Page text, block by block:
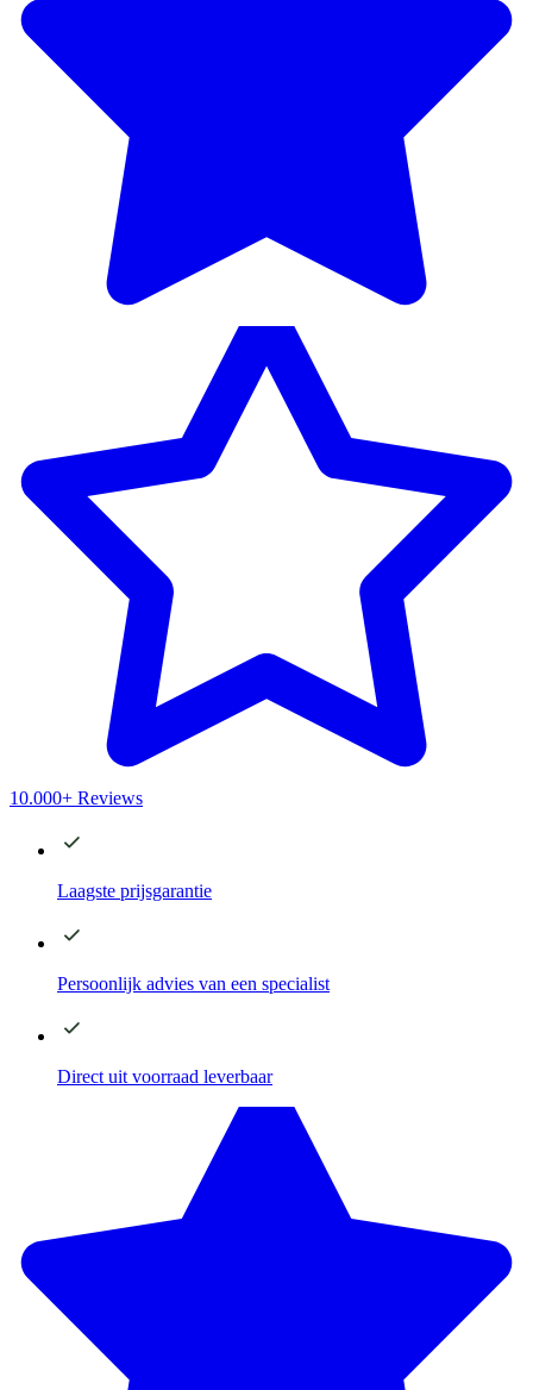
10.000+ Reviews
Laagste prijsgarantie
Persoonlijk advies van een specialist
Direct uit voorraad leverbaar